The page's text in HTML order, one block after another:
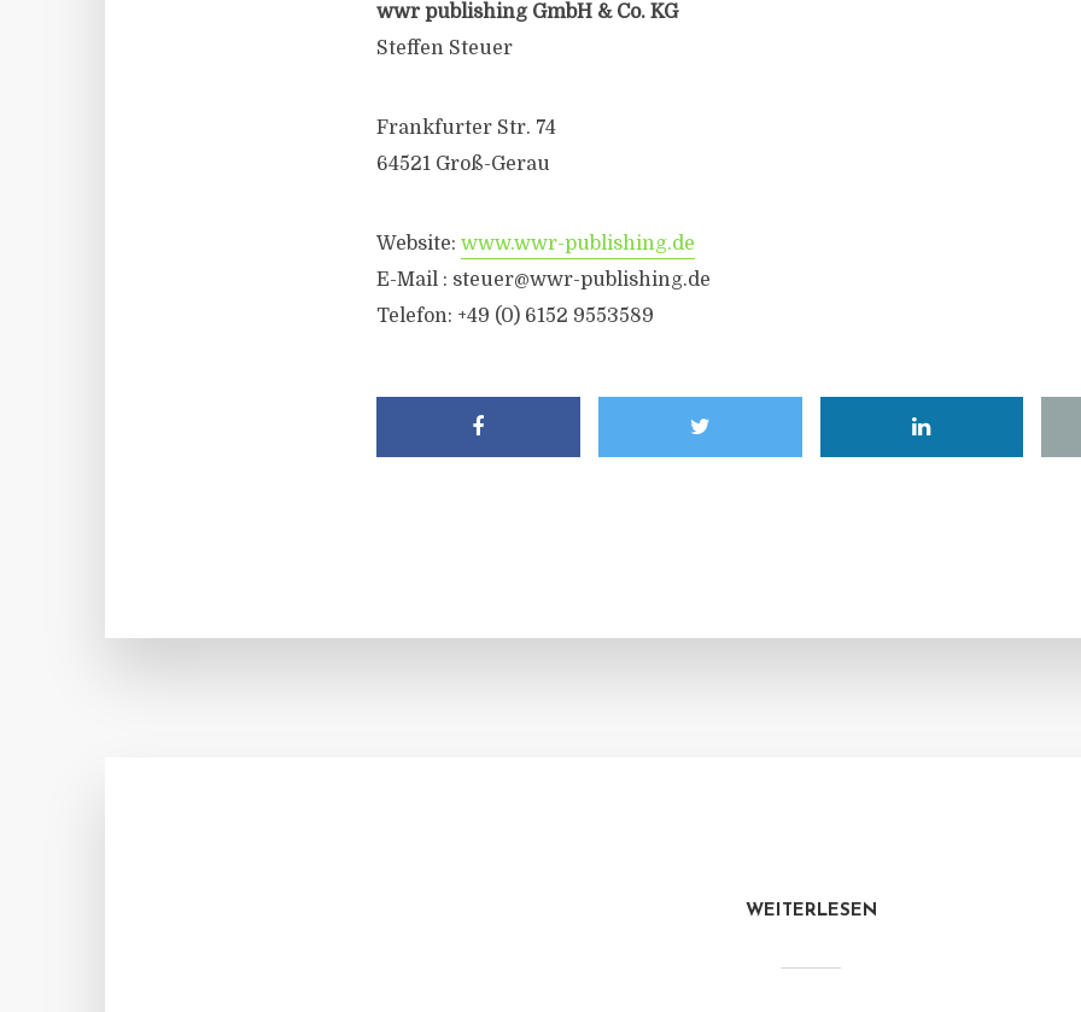
wwr publishing GmbH & Co. KG
Steffen Steuer
Frankfurter Str. 74
64521 Groß-Gerau
Website: www.wwr-publishing.de
E-Mail : steuer@wwr-publishing.de
Telefon: +49 (0) 6152 9553589
WEITERLESEN